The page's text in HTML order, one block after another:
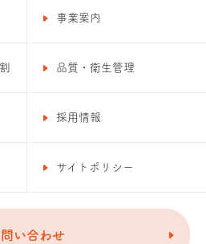
事業案内
品質・衛生管理
採用情報
サイトポリシー
問い合わせ